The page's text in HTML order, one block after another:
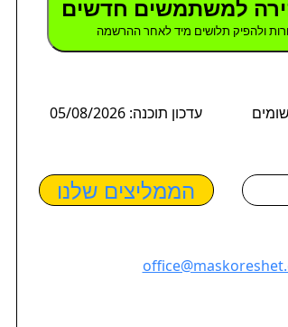
למשתמשים חדשים
ולהפיק תלושים מיד לאחר ההרשמה
עדכון תוכנה: 05/08/2026
הממליצים שלנו